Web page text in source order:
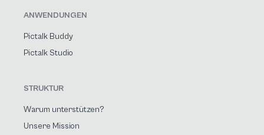
ANWENDUNGEN
Pictalk Buddy
Pictalk Studio
STRUKTUR
Warum unterstützen?
Unsere Mission